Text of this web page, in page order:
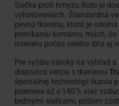
Vybrať
strešné
okno
okno
pre
napojenie
Doplnky pre
montážnych
firiem
Školenia
Roto
Hľadáte
Použite
náš
vyhľadávač
montážnych
firiem
Na
Technické
brožúry a
Sieťka proti hmyzu Roto je
vyhotoveniach. Štandardná
pevnú tkaninu, ktorá je
prenikaniu komárov, múch,
interiéru počas celého dňa aj
Pre vyššie nároky na výhľad
dispozícii verzia s tkaninou
špeciálnej technológii tkania
priemere až o 140 % viac
bežnými sieťkami, pričom